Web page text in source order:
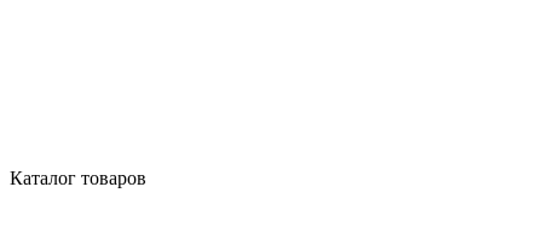
Каталог товаров